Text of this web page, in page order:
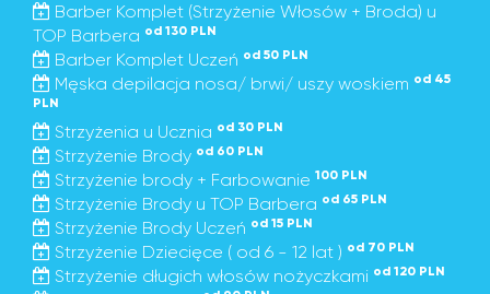
Barber Komplet (Strzyżenie Włosów + Broda) u
TOP Barbera od 130 PLN
Barber Komplet Uczeń od 50 PLN
Męska depilacja nosa/ brwi/ uszy woskiem od 45
PLN
Strzyżenia u Ucznia od 30 PLN
Strzyżenie Brody od 60 PLN
Strzyżenie brody + Farbowanie 100 PLN
Strzyżenie Brody u TOP Barbera od 65 PLN
Strzyżenie Brody Uczeń od 15 PLN
Strzyżenie Dziecięce ( od 6 - 12 lat ) od 70 PLN
Strzyżenie długich włosów nożyczkami od 120 PLN